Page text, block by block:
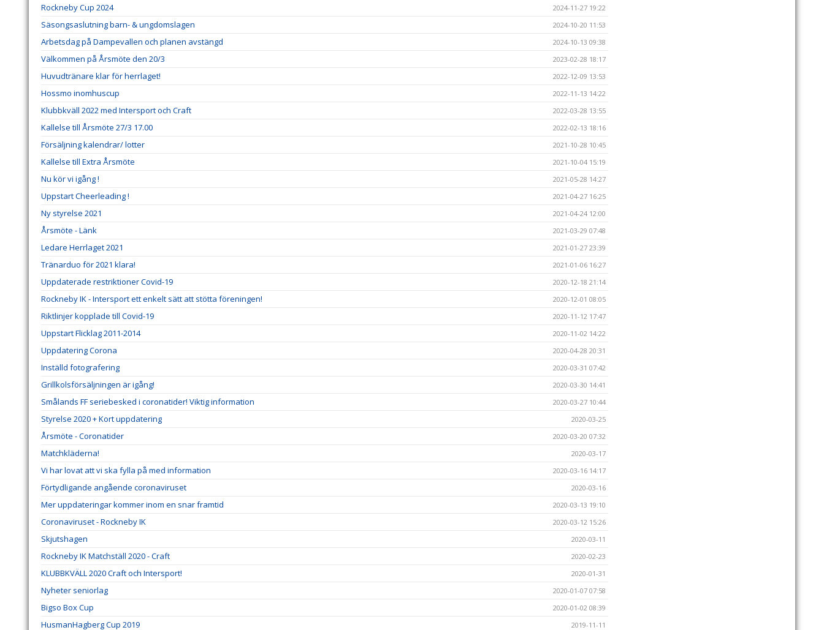
Rockneby Cup 2024 2024-11-27 19:22
Säsongsaslutning barn- & ungdomslagen 2024-10-20 11:53
Arbetsdag på Dampevallen och planen avstängd 2024-10-13 09:38
Välkommen på Årsmöte den 20/3 2023-02-28 18:17
Huvudtränare klar för herrlaget! 2022-12-09 13:53
Hossmo inomhuscup 2022-11-13 14:22
Klubbkväll 2022 med Intersport och Craft 2022-03-28 13:55
Kallelse till Årsmöte 27/3 17.00 2022-02-13 18:16
Försäljning kalendrar/ lotter 2021-10-28 10:45
Kallelse till Extra Årsmöte 2021-10-04 15:19
Nu kör vi igång ! 2021-05-28 14:27
Uppstart Cheerleading ! 2021-04-27 16:25
Ny styrelse 2021 2021-04-24 12:00
Årsmöte - Länk 2021-03-29 07:48
Ledare Herrlaget 2021 2021-01-27 23:39
Tränarduo för 2021 klara! 2021-01-06 16:27
Uppdaterade restriktioner Covid-19 2020-12-18 21:14
Rockneby IK - Intersport ett enkelt sätt att stötta föreningen! 2020-12-01 08:05
Riktlinjer kopplade till Covid-19 2020-11-12 17:47
Uppstart Flicklag 2011-2014 2020-11-02 14:22
Uppdatering Corona 2020-04-28 20:31
Inställd fotografering 2020-03-31 07:42
Grillkolsförsäljningen är igång! 2020-03-30 14:41
Smålands FF seriebesked i coronatider! Viktig information 2020-03-27 10:44
Styrelse 2020 + Kort uppdatering 2020-03-25
Årsmöte - Coronatider 2020-03-20 07:32
Matchkläderna! 2020-03-17
Vi har lovat att vi ska fylla på med information 2020-03-16 14:17
Förtydligande angående coronaviruset 2020-03-16
Mer uppdateringar kommer inom en snar framtid 2020-03-13 19:10
Coronaviruset - Rockneby IK 2020-03-12 15:26
Skjutshagen 2020-03-11
Rockneby IK Matchställ 2020 - Craft 2020-02-23
KLUBBKVÄLL 2020 Craft och Intersport! 2020-01-31
Nyheter seniorlag 2020-01-07 07:58
Bigso Box Cup 2020-01-02 08:39
HusmanHagberg Cup 2019 2019-11-11